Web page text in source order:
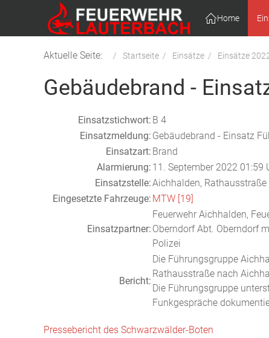
Home
Aktuelle Seite: Startseite Einsätze Einsätze
Gebäudebrand -
Einsatzstichwort: B 4
Einsatzmeldung: Gebäudebrand - Einsatz
Einsatzart: Brand
Alarmierung: 11. September 2022 01:59
Einsatzstelle:Aichhalden, Rathausstraße
Eingesetzte Fahrzeuge: MTW [19]
Einsatzpartner:
Feuerwehr Aichhalden,
Oberndorf Abt. Oberndorf
Polizei
Bericht:
Die Führungsgruppe
Rathausstraße nach
Die Führungsgruppe
Funkgespräche
Pressebericht des Schwarzwälder-Boten